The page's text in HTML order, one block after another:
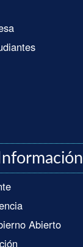
Información
Abierto